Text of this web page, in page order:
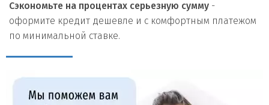
Сэкономьте на процентах серьезную сумму -
оформите кредит дешевле и с комфортным платежом
по минимальной ставке.